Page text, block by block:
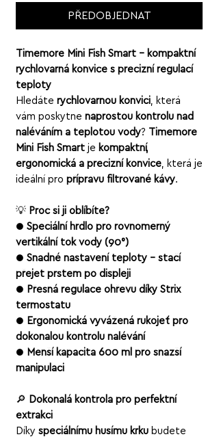
PŘEDOBJEDNAT
Timemore Mini Fish Smart – kompaktní
rychlovarná konvice s precizní regulací
teploty
Hledáte rychlovarnou konvici, která
vám poskytne naprostou kontrolu nad
naléváním a teplotou vody? Timemore
Mini Fish Smart je kompaktní,
ergonomická a precizní konvice, která je
ideální pro přípravu filtrované kávy.
💡 Proč si ji oblíbíte?
● Speciální hrdlo pro rovnoměrný
vertikální tok vody (90°)
● Snadné nastavení teploty – stačí
přejet prstem po displeji
● Přesná regulace ohřevu díky Strix
termostatu
● Ergonomická vyvážená rukojeť pro
dokonalou kontrolu nalévání
● Menší kapacita 600 ml pro snazší
manipulaci
🔎 Dokonalá kontrola pro perfektní
extrakci
Díky speciálnímu husímu krku budete